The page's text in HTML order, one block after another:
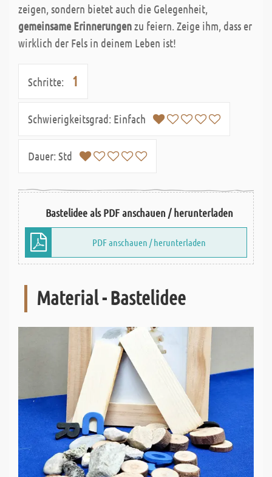
zeigen, sondern bietet auch die Gelegenheit,
gemeinsame Erinnerungenzu feiern. Zeige ihm, dass er
wirklich der Fels in deinem Leben ist!
Schritte: 1
Schwierigkeitsgrad: Einfach
Dauer:Std
Bastelidee als PDF anschauen / herunterladen
PDF anschauen / herunterladen
Material - Bastelidee